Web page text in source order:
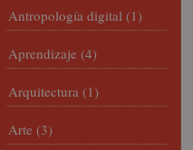
Antropología digital (1)
Aprendizaje (4)
Arquitectura (1)
Arte (3)